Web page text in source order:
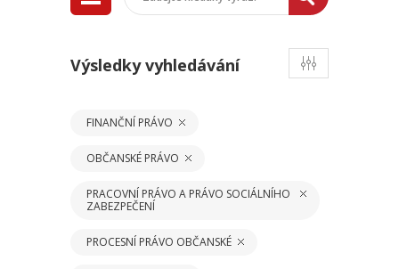
Výsledky vyhledávání
FINANČNÍ PRÁVO
OBČANSKÉ PRÁVO
PRACOVNÍ PRÁVO A PRÁVO SOCIÁLNÍHO
ZABEZPEČENÍ
PROCESNÍ PRÁVO OBČANSKÉ